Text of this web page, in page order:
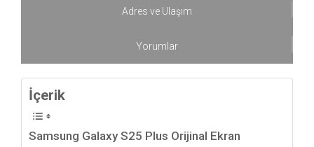
Adres ve Ulaşım
Yorumlar
İçerik
Samsung Galaxy S25 Plus Orijinal Ekran